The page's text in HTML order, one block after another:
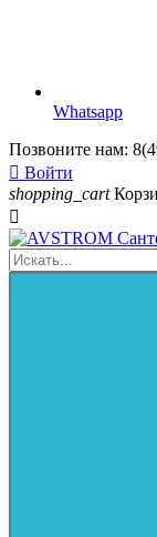
Whatsapp
Позвоните нам:
 Войти
shopping_cart
